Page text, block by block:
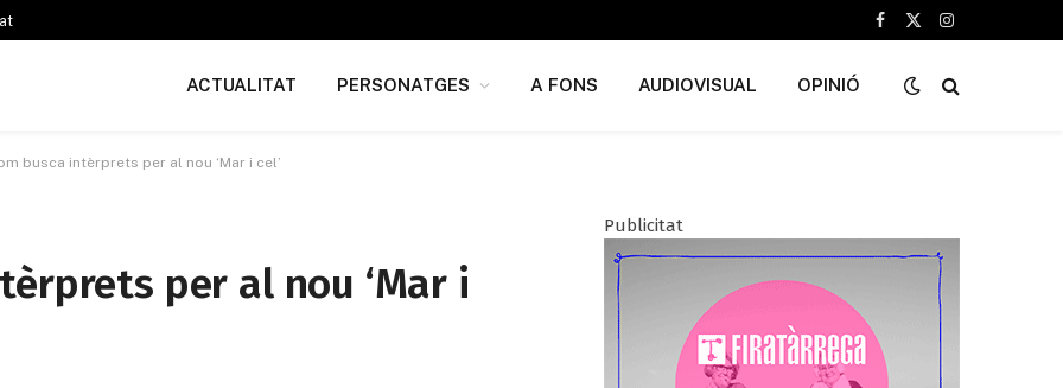
Facebook
X
Instagram
ACTUALITAT PERSONATGES A FONS AUDIOVISUAL OPINIÓ
busca intèrprets per al nou ‘Mar i cel’
per al nou ‘Mar i
Publicitat